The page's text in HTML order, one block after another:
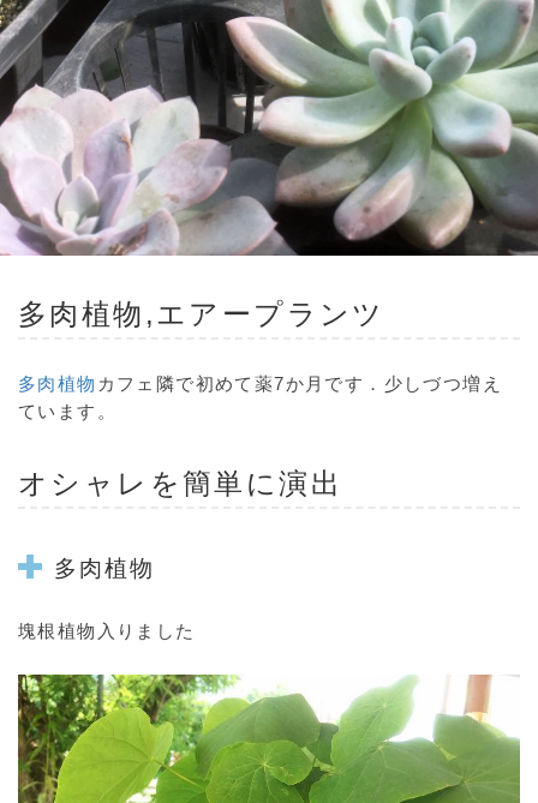
多肉植物,エアープランツ
多肉植物 カフェ隣で初めて薬7か月です．少しづつ増え
ています。
オシャレを簡単に演出
多肉植物
塊根植物入りました